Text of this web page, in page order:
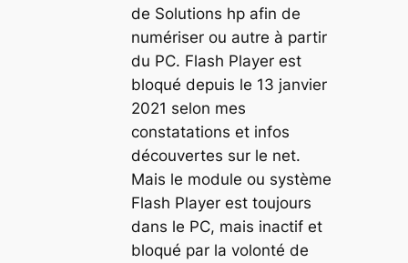
de Solutions hp afin de
numériser ou autre à partir
du PC. Flash Player est
bloqué depuis le 13 janvier
2021 selon mes
constatations et infos
découvertes sur le net.
Mais le module ou système
Flash Player est toujours
dans le PC, mais inactif et
bloqué par la volonté de